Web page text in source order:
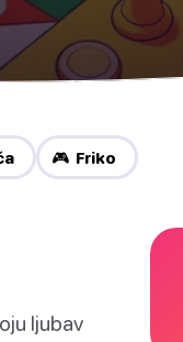
🎮 Friko
ljubav